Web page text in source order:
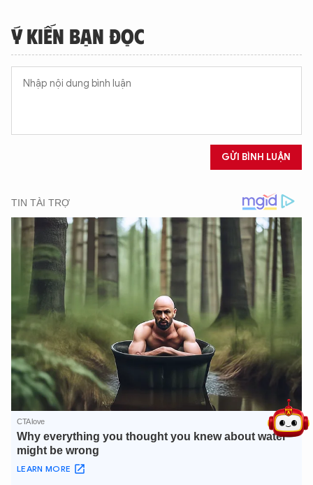
Ý KIẾN BẠN ĐỌC
GỬI BÌNH LUẬN
5 điểm nghẽn của Hà Nội giải pháp xử lý điểm nghẽn của